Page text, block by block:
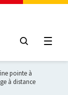
principal
pointe à
à distance